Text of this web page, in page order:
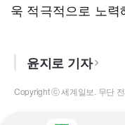
욱 적극적으로 노력
윤지로 기자
Copyright ⓒ 세계일보. 무단